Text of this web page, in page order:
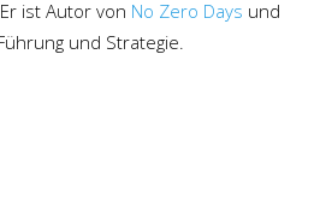
ist Autor von No Zero Days und
und Strategie.